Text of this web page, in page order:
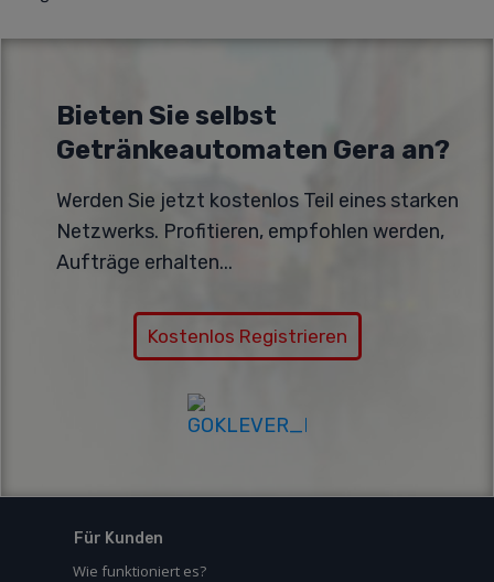
Bieten Sie selbst
Getränkeautomaten Gera an?
Werden Sie jetzt kostenlos Teil eines starken
Netzwerks. Profitieren, empfohlen werden,
Aufträge erhalten...
Kostenlos Registrieren
Für Kunden
Wie funktioniert es?